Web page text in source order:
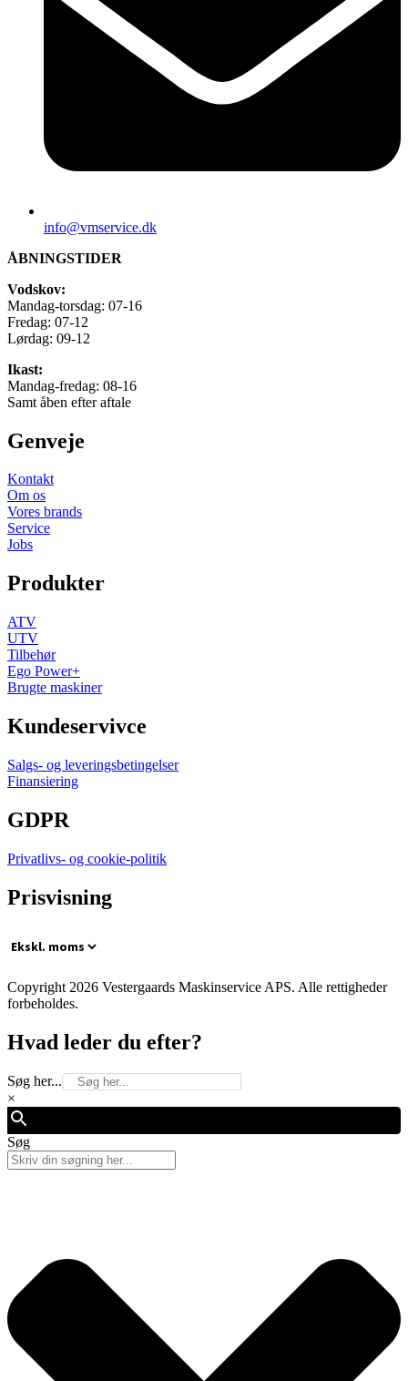
info@vmservice.dk
ÅBNINGSTIDER
Vodskov:
Mandag-torsdag: 07-16
Fredag: 07-12
Lørdag: 09-12
Ikast:
Mandag-fredag: 08-16
Samt åben efter aftale
Genveje
Kontakt
Om os
Vores brands
Service
Jobs
Produkter
ATV
UTV
Tilbehør
Ego Power+
Brugte maskiner
Kundeservivce
Salgs- og leveringsbetingelser
Finansiering
GDPR
Privatlivs- og cookie-politik
Prisvisning
Copyright 2026 Vestergaards Maskinservice APS. Alle rettigheder
forbeholdes.
Hvad leder du efter?
Søg her...
×
Søg